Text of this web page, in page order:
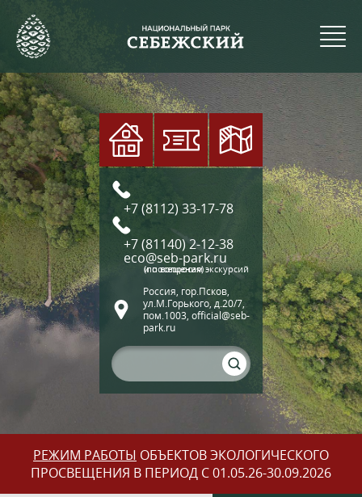
+7 (8112) 33-17-78
+7 (81140) 2-12-38
eco@seb-park.ru
(по вопросам экскурсий и посещения)
Россия, гор.Псков,
ул.М.Горького, д.20/7,
пом.1003, official@seb-
park.ru
РЕЖИМ РАБОТЫ ОБЪЕКТОВ ЭКОЛОГИЧЕСКОГО
ПРОСВЕЩЕНИЯ В ПЕРИОД С 01.05.26-30.09.2026